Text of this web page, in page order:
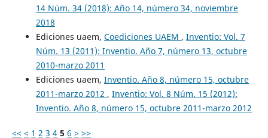
14 Núm. 34 (2018): Año 14, número 34, noviembre
2018
Ediciones uaem, Coediciones UAEM , Inventio: Vol. 7
Núm. 13 (2011): Inventio. Año 7, número 13, octubre
2010-marzo 2011
Ediciones uaem, Inventio. Año 8, número 15, octubre
2011-marzo 2012 , Inventio: Vol. 8 Núm. 15 (2012):
Inventio. Año 8, número 15, octubre 2011-marzo 2012
<< < 1 2 3 4 5 6 > >>